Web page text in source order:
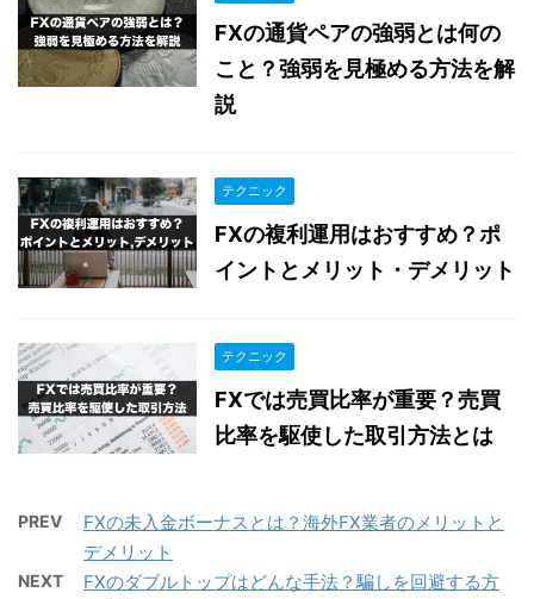
FXの通貨ペアの強弱とは何の
こと？強弱を見極める方法を解
説
テクニック
FXの複利運用はおすすめ？ポ
イントとメリット・デメリット
テクニック
FXでは売買比率が重要？売買
比率を駆使した取引方法とは
PREV
FXの未入金ボーナスとは？海外FX業者のメリットと
デメリット
NEXT
FXのダブルトップはどんな手法？騙しを回避する方